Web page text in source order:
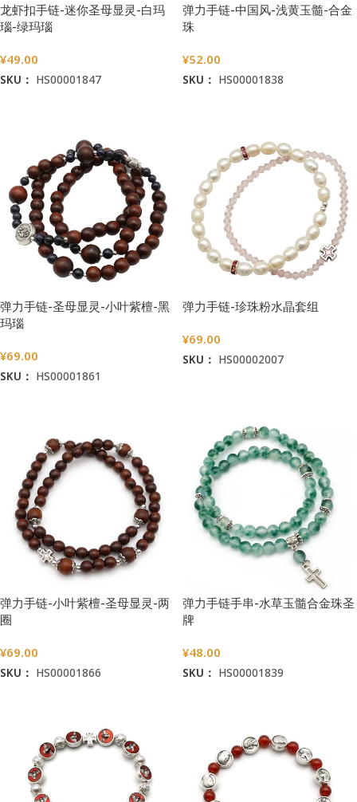
龙虾扣手链-迷你圣母显灵-白玛
瑙-绿玛瑙
¥49.00
SKU： HS00001847
弹力手链-中国风-浅黄玉髓-合金
珠
¥52.00
SKU： HS00001838
弹力手链-圣母显灵-小叶紫檀-黑
玛瑙
¥69.00
SKU： HS00001861
弹力手链-珍珠粉水晶套组
¥69.00
SKU： HS00002007
弹力手链-小叶紫檀-圣母显灵-两
圈
¥69.00
SKU： HS00001866
弹力手链手串-水草玉髓合金珠圣
牌
¥48.00
SKU： HS00001839